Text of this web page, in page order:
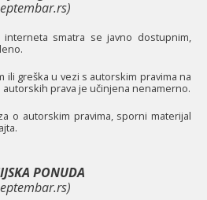
smatra se javno dostupnim,
ili greška u vezi s autorskim pravima na
prava je učinjena nenamerno.
o autorskim pravima, sporni materijal
PONUDA